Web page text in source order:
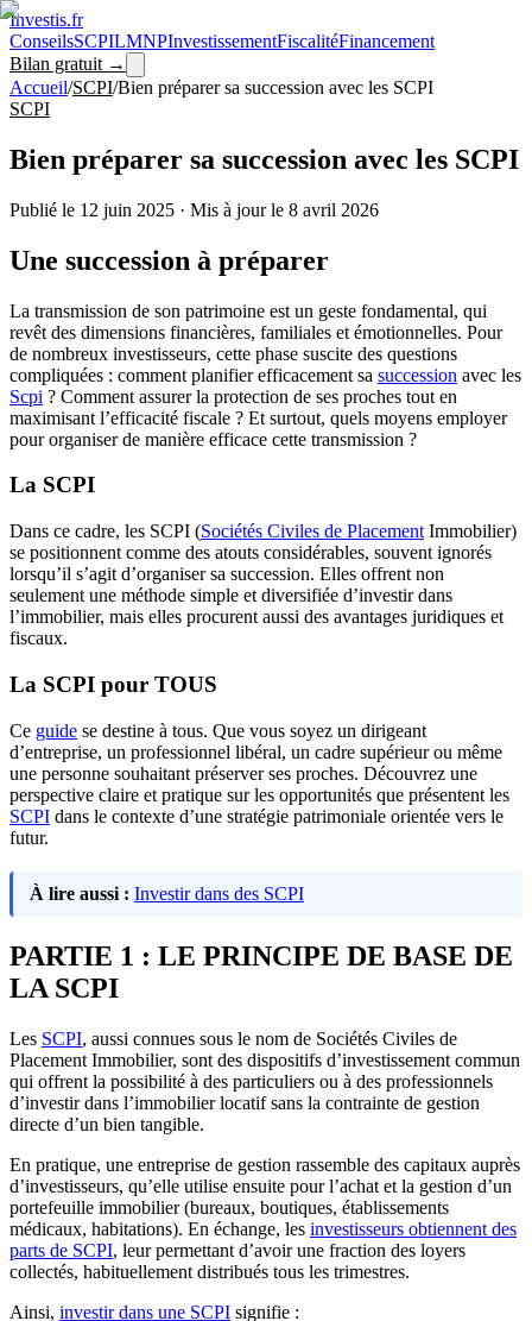
Investis.fr
ConseilsSCPILMNPInvestissementFiscalitéFinancement
Bilan gratuit →
Accueil/SCPI/Bien préparer sa succession avec les SCPI
SCPI
Bien préparer sa succession avec les SCPI
Publié le 12 juin 2025 · Mis à jour le 8 avril 2026
Une succession à préparer
La transmission de son patrimoine est un geste fondamental, qui
revêt des dimensions financières, familiales et émotionnelles. Pour
de nombreux investisseurs, cette phase suscite des questions
compliquées : comment planifier efficacement sa succession avec les
Scpi ? Comment assurer la protection de ses proches tout en
maximisant l’efficacité fiscale ? Et surtout, quels moyens employer
pour organiser de manière efficace cette transmission ?
La SCPI
Dans ce cadre, les SCPI (Sociétés Civiles de Placement Immobilier)
se positionnent comme des atouts considérables, souvent ignorés
lorsqu’il s’agit d’organiser sa succession. Elles offrent non
seulement une méthode simple et diversifiée d’investir dans
l’immobilier, mais elles procurent aussi des avantages juridiques et
fiscaux.
La SCPI pour TOUS
Ce guide se destine à tous. Que vous soyez un dirigeant
d’entreprise, un professionnel libéral, un cadre supérieur ou même
une personne souhaitant préserver ses proches. Découvrez une
perspective claire et pratique sur les opportunités que présentent les
SCPI dans le contexte d’une stratégie patrimoniale orientée vers le
futur.
À lire aussi : Investir dans des SCPI
PARTIE 1 : LE PRINCIPE DE BASE DE
LA SCPI
Les SCPI, aussi connues sous le nom de Sociétés Civiles de
Placement Immobilier, sont des dispositifs d’investissement commun
qui offrent la possibilité à des particuliers ou à des professionnels
d’investir dans l’immobilier locatif sans la contrainte de gestion
directe d’un bien tangible.
En pratique, une entreprise de gestion rassemble des capitaux auprès
d’investisseurs, qu’elle utilise ensuite pour l’achat et la gestion d’un
portefeuille immobilier (bureaux, boutiques, établissements
médicaux, habitations). En échange, les investisseurs obtiennent des
parts de SCPI, leur permettant d’avoir une fraction des loyers
collectés, habituellement distribués tous les trimestres.
Ainsi, investir dans une SCPI signifie :